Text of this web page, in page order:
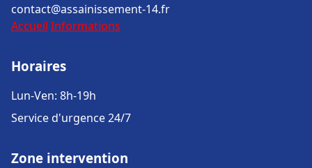
contact@assainissement-14.fr
Accueil Informations
Horaires
Lun-Ven: 8h-19h
Service d'urgence 24/7
Zone intervention